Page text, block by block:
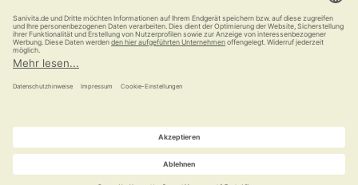
Kauf auf Rechnung
versandkostenfrei